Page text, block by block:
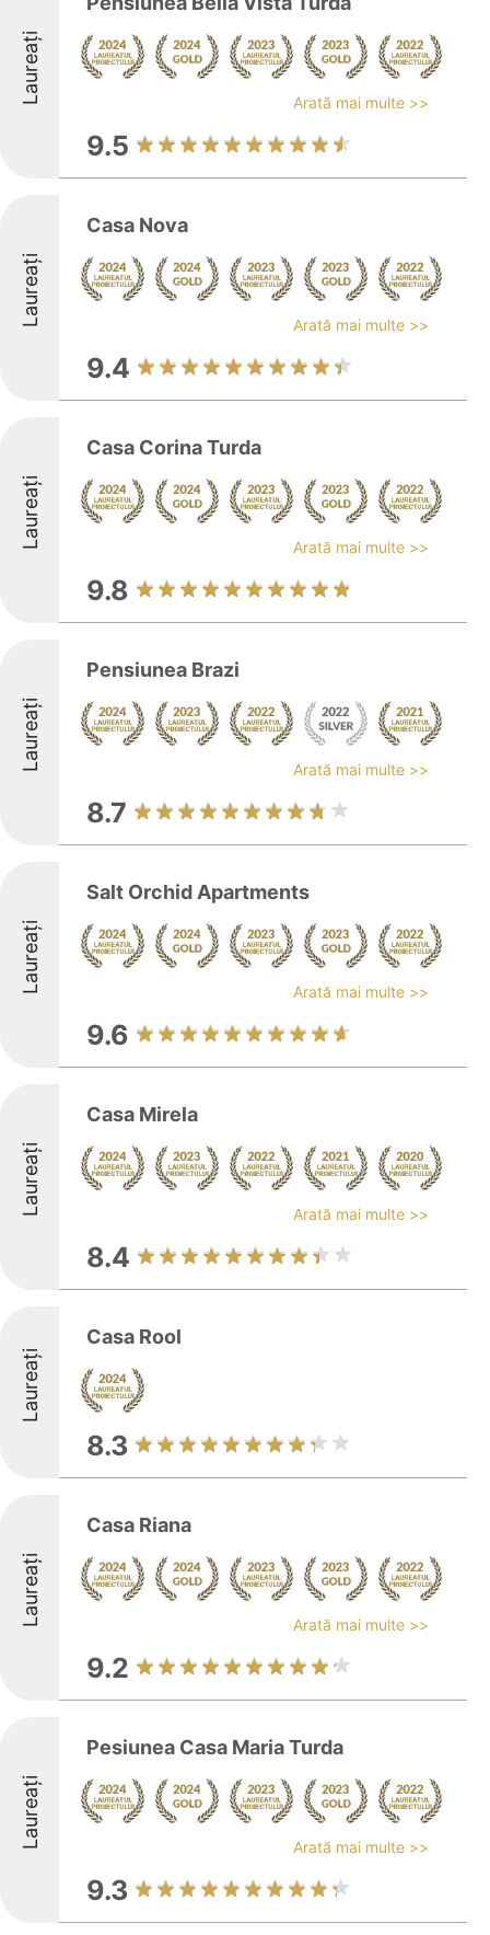
Laureați Arată mai multe >>
9.5
Laureați
Casa Nova
Arată mai multe >>
9.4
Laureați
Casa Corina Turda
Arată mai multe >>
9.8
Laureați
Pensiunea Brazi
Arată mai multe >>
8.7
Laureați
Salt Orchid Apartments
Arată mai multe >>
9.6
Laureați
Casa Mirela
Arată mai multe >>
8.4
Laureați
Casa Rool
8.3
Laureați
Casa Riana
Arată mai multe >>
9.2
Laureați
Pesiunea Casa Maria Turda
Arată mai multe >>
9.3